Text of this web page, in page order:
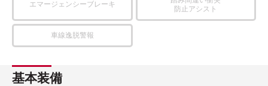
エマージェンシーブレーキ
防止アシスト
車線逸脱警報
基本装備